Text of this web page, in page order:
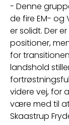
- Denne
de fire EM- og
er solidt. Der
positioner,
for
landshold
videre vej, for
være med til
Skaastrup